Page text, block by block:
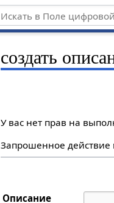
создать
У вас нет прав на
Запрошенное действие
Описание